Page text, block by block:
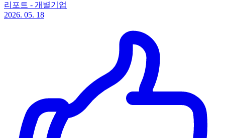
리포트 - 개별기업
2026. 05. 18